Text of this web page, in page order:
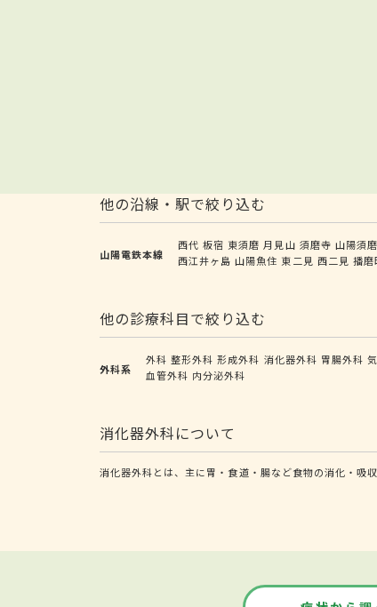
他の沿線・駅で絞り込む
山陽電鉄本線
西代 板宿 東須磨 月見山 須磨寺 山陽須磨
西江井ヶ島 山陽魚住 東二見 西二見 播磨
他の診療科目で絞り込む
外科系
外科 整形外科 形成外科 消化器外科 胃腸外科
血管外科 内分泌外科
消化器外科について
消化器外科とは、主に胃・食道・腸など食物の消化・吸